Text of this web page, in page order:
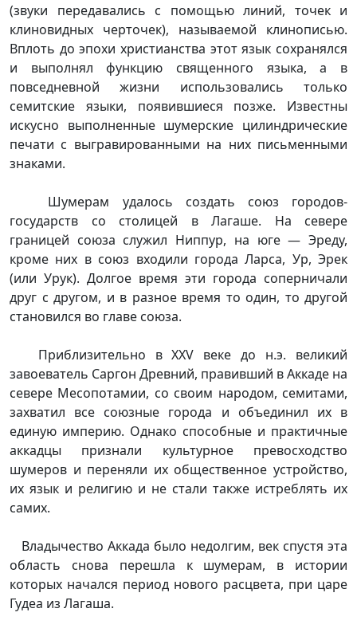
(звуки передавались с помощью линий, точек и
клиновидных черточек), называемой клинописью.
Вплоть до эпохи христианства этот язык сохранялся
и выполнял функцию священного языка, а в
повседневной жизни использовались только
семитские языки, появившиеся позже. Известны
искусно выполненные шумерские цилиндрические
печати с выгравированными на них письменными
знаками.
Шумерам удалось создать союз городов-
государств со столицей в Лагаше. На севере
границей союза служил Ниппур, на юге — Эреду,
кроме них в союз входили города Ларса, Ур, Эрек
(или Урук). Долгое время эти города соперничали
друг с другом, и в разное время то один, то другой
становился во главе союза.
Приблизительно в XXV веке до н.э. великий
завоеватель Саргон Древний, правивший в Аккаде на
севере Месопотамии, со своим народом, семитами,
захватил все союзные города и объединил их в
единую империю. Однако способные и практичные
аккадцы признали культурное превосходство
шумеров и переняли их общественное устройство,
их язык и религию и не стали также истреблять их
самих.
Владычество Аккада было недолгим, век спустя эта
область снова перешла к шумерам, в истории
которых начался период нового расцвета, при царе
Гудеа из Лагаша.